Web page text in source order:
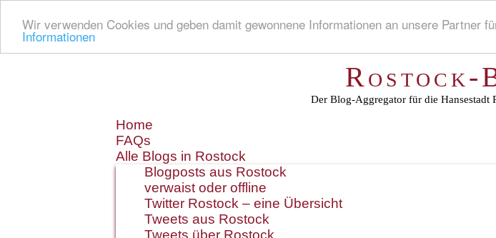
Wir verwenden Cookies und geben damit gewonnene Informationen an unsere Partner
Informationen
Rostock-
Der Blog-Aggregator für die Hansestadt
Inhalt
springen
Home
FAQs
Alle Blogs in Rostock
Blogposts aus Rostock
verwaist oder offline
Twitter Rostock – eine Übersicht
Tweets aus Rostock
Tweets über Rostock